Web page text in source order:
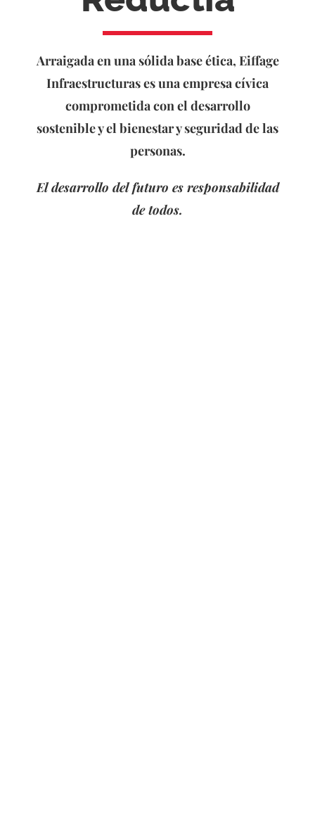
Arraigada en una sólida base ética, Eiffage
Infraestructuras es una empresa cívica
comprometida con el desarrollo
sostenible y el bienestar y seguridad de las
personas.
El desarrollo del futuro es responsabilidad
de todos.